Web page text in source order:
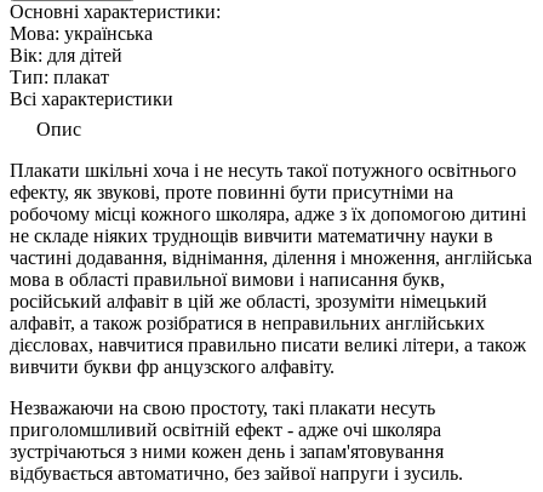
Основні характеристики:
Мова: українська
Вік: для дiтей
Тип: плакат
Всі характеристики
Опис
Плакати шкільні хоча і не несуть такої потужного освітнього
ефекту, як звукові, проте повинні бути присутніми на
робочому місці кожного школяра, адже з їх допомогою дитині
не складе ніяких труднощів вивчити математичну науки в
частині додавання, віднімання, ділення і множення, англійська
мова в області правильної вимови і написання букв,
російський алфавіт в цій же області, зрозуміти німецький
алфавіт, а також розібратися в неправильних англійських
дієсловах, навчитися правильно писати великі літери, а також
вивчити букви фр анцузского алфавіту.
Незважаючи на свою простоту, такі плакати несуть
приголомшливий освітній ефект - адже очі школяра
зустрічаються з ними кожен день і запам'ятовування
відбувається автоматично, без зайвої напруги і зусиль.